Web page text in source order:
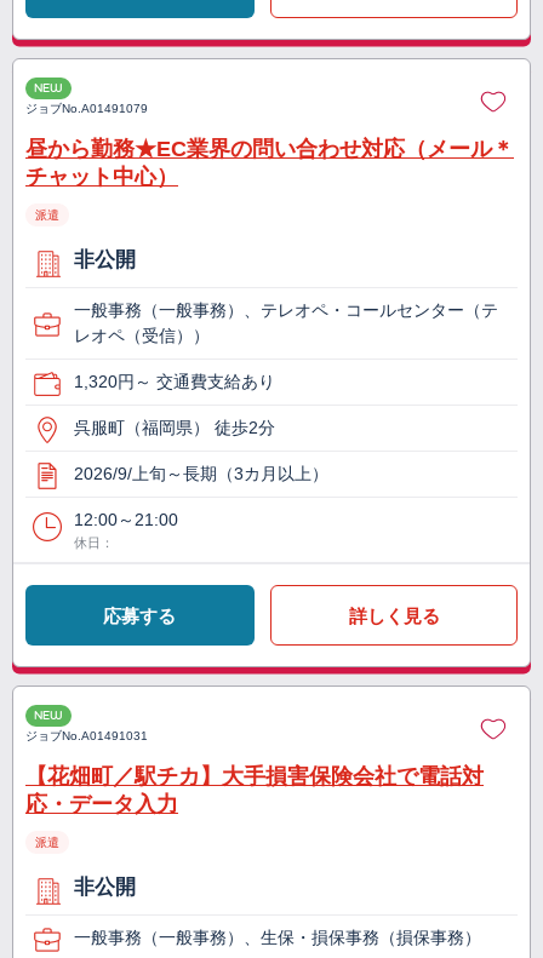
NEW
ジョブNo.A01491079
昼から勤務★EC業界の問い合わせ対応（メール＊
チャット中心）
派遣
非公開
一般事務（一般事務）、テレオペ・コールセンター（テ
レオペ（受信））
1,320円～ 交通費支給あり
呉服町（福岡県） 徒歩2分
2026/9/上旬～長期（3カ月以上）
12:00～21:00
休日：
応募する 詳しく見る
NEW
ジョブNo.A01491031
【花畑町／駅チカ】大手損害保険会社で電話対
応・データ入力
派遣
非公開
一般事務（一般事務）、生保・損保事務（損保事務）